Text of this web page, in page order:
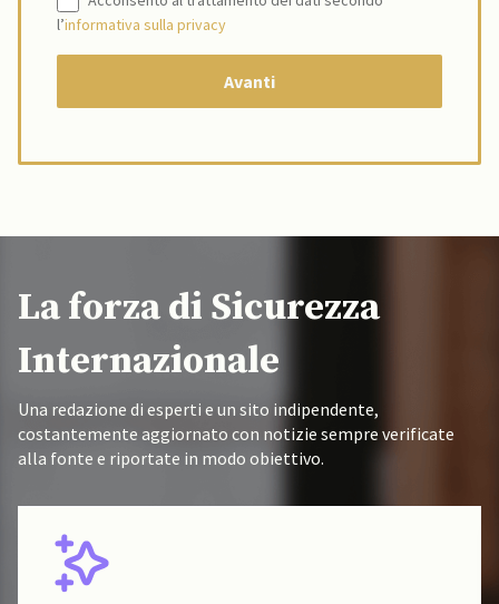
l’informativa sulla privacy
La forza di Sicurezza
Internazionale
Una redazione di esperti e un sito indipendente,
costantemente aggiornato con notizie sempre verificate
alla fonte e riportate in modo obiettivo.